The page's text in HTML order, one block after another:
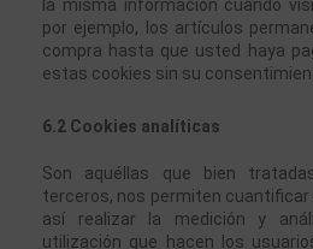
la misma información cuando
por ejemplo, los artículos
compra hasta que usted haya
estas cookies sin su
6.2 Cookies analíticas
Son aquéllas que bien
terceros, nos permiten cuantificar
así realizar la medición y
utilización que hacen los